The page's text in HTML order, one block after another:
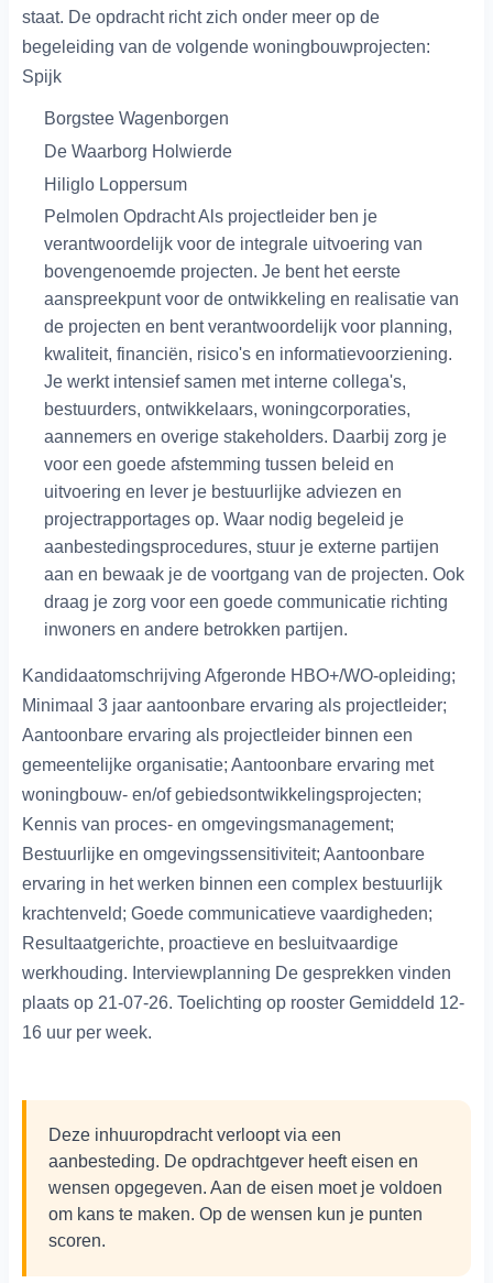
staat. De opdracht richt zich onder meer op de
begeleiding van de volgende woningbouwprojecten:
Spijk
Borgstee Wagenborgen
De Waarborg Holwierde
Hiliglo Loppersum
Pelmolen Opdracht Als projectleider ben je
verantwoordelijk voor de integrale uitvoering van
bovengenoemde projecten. Je bent het eerste
aanspreekpunt voor de ontwikkeling en realisatie van
de projecten en bent verantwoordelijk voor planning,
kwaliteit, financiën, risico's en informatievoorziening.
Je werkt intensief samen met interne collega's,
bestuurders, ontwikkelaars, woningcorporaties,
aannemers en overige stakeholders. Daarbij zorg je
voor een goede afstemming tussen beleid en
uitvoering en lever je bestuurlijke adviezen en
projectrapportages op. Waar nodig begeleid je
aanbestedingsprocedures, stuur je externe partijen
aan en bewaak je de voortgang van de projecten. Ook
draag je zorg voor een goede communicatie richting
inwoners en andere betrokken partijen.
Kandidaatomschrijving Afgeronde HBO+/WO-opleiding;
Minimaal 3 jaar aantoonbare ervaring als projectleider;
Aantoonbare ervaring als projectleider binnen een
gemeentelijke organisatie; Aantoonbare ervaring met
woningbouw- en/of gebiedsontwikkelingsprojecten;
Kennis van proces- en omgevingsmanagement;
Bestuurlijke en omgevingssensitiviteit; Aantoonbare
ervaring in het werken binnen een complex bestuurlijk
krachtenveld; Goede communicatieve vaardigheden;
Resultaatgerichte, proactieve en besluitvaardige
werkhouding. Interviewplanning De gesprekken vinden
plaats op 21-07-26. Toelichting op rooster Gemiddeld 12-
16 uur per week.
Deze inhuuropdracht verloopt via een
aanbesteding. De opdrachtgever heeft eisen en
wensen opgegeven. Aan de eisen moet je voldoen
om kans te maken. Op de wensen kun je punten
scoren.